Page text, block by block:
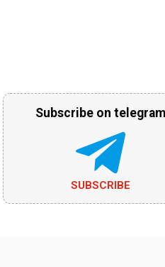
Subscribe on telegram
SUBSCRIBE